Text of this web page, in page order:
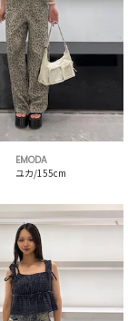
EMODA
ユカ/155cm